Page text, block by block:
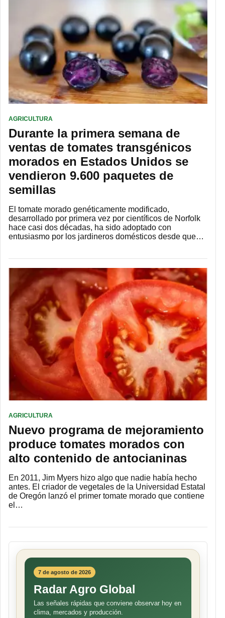
AGRICULTURA
Durante la primera semana de
ventas de tomates transgénicos
morados en Estados Unidos se
vendieron 9.600 paquetes de
semillas
El tomate morado genéticamente modificado,
desarrollado por primera vez por científicos de Norfolk
hace casi dos décadas, ha sido adoptado con
entusiasmo por los jardineros domésticos desde que…
AGRICULTURA
Nuevo programa de mejoramiento
produce tomates morados con
alto contenido de antocianinas
En 2011, Jim Myers hizo algo que nadie había hecho
antes. El criador de vegetales de la Universidad Estatal
de Oregón lanzó el primer tomate morado que contiene
el…
7 de agosto de 2026
Radar Agro Global
Las señales rápidas que conviene observar hoy en
clima, mercados y producción.